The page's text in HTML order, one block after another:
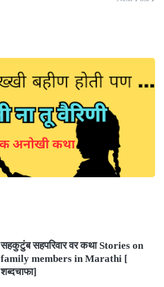
सहकुटुंब सहपरिवार वर कथा Stories on
family members in Marathi [
शब्दचाफा]